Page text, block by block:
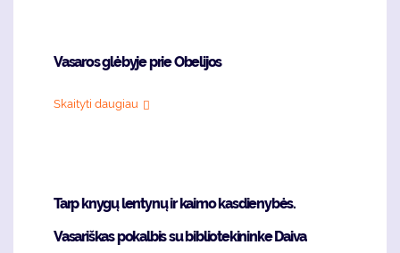
Vasaros glėbyje prie Obelijos
Skaityti daugiau
Tarp knygų lentynų ir kaimo kasdienybės.
Vasariškas pokalbis su bibliotekininke Daiva